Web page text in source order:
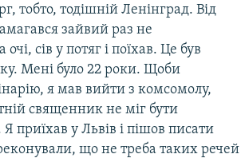
тобто, тодішній Ленінград. Від
зайвий раз не
сів у потяг і поїхав. Це був
Мені було 22 роки. Щоби
я мав вийти з комсомолу,
священник не міг бути
приїхав у Львів і пішов писати
що не треба таких речей